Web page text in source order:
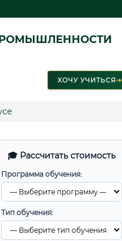
ХОЧУ УЧИТЬСЯ➜
🎓 Рассчитать стоимость
Программа обучения:
Тип обучения: